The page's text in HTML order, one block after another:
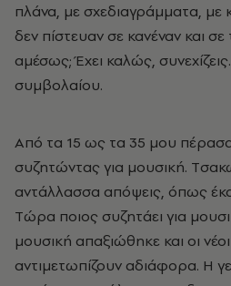
πλάνα, με σχεδιαγράμματα, με
δεν πίστευαν σε κανέναν και
αμέσως; Έχει καλώς,
συμβολαίου.
Aπό τα 15 ως τα 35 μου
συζητώντας για μουσική.
αντάλλασσα απόψεις, όπως
Tώρα ποιος συζητάει για
μουσική απαξιώθηκε και οι
αντιμετωπίζουν αδιάφορα. H